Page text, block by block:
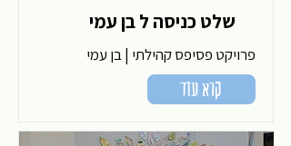
שלט כניסה ל בן עמי
פרויקט פסיפס קהילתי | בן עמי
קרא עוד